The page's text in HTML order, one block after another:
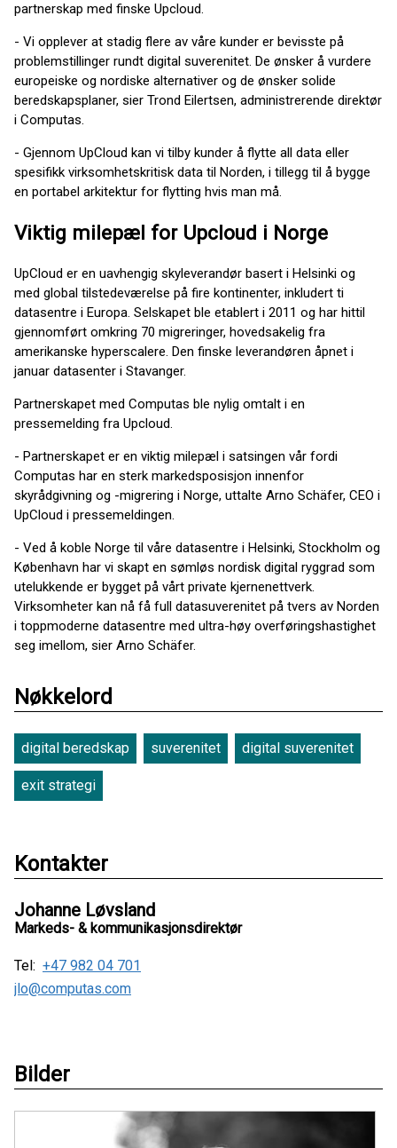
partnerskap med finske Upcloud.
- Vi opplever at stadig flere av våre kunder er bevisste på
problemstillinger rundt digital suverenitet. De ønsker å vurdere
europeiske og nordiske alternativer og de ønsker solide
beredskapsplaner, sier Trond Eilertsen, administrerende direktør
i Computas.
- Gjennom UpCloud kan vi tilby kunder å flytte all data eller
spesifikk virksomhetskritisk data til Norden, i tillegg til å bygge
en portabel arkitektur for flytting hvis man må.
Viktig milepæl for Upcloud i Norge
UpCloud er en uavhengig skyleverandør basert i Helsinki og
med global tilstedeværelse på fire kontinenter, inkludert ti
datasentre i Europa. Selskapet ble etablert i 2011 og har hittil
gjennomført omkring 70 migreringer, hovedsakelig fra
amerikanske hyperscalere. Den finske leverandøren åpnet i
januar datasenter i Stavanger.
Partnerskapet med Computas ble nylig omtalt i en
pressemelding fra Upcloud.
- Partnerskapet er en viktig milepæl i satsingen vår fordi
Computas har en sterk markedsposisjon innenfor
skyrådgivning og -migrering i Norge, uttalte Arno Schäfer, CEO i
UpCloud i pressemeldingen.
- Ved å koble Norge til våre datasentre i Helsinki, Stockholm og
København har vi skapt en sømløs nordisk digital ryggrad som
utelukkende er bygget på vårt private kjernenettverk.
Virksomheter kan nå få full datasuverenitet på tvers av Norden
i toppmoderne datasentre med ultra-høy overføringshastighet
seg imellom, sier Arno Schäfer.
Nøkkelord
digital beredskap suverenitet digital suverenitet
exit strategi
Kontakter
Johanne Løvsland
Markeds- & kommunikasjonsdirektør
Tel: +47 982 04 701
jlo@computas.com
Bilder